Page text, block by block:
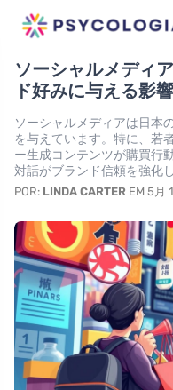
ソーシャルメディ
ド好みに与える影響
ソーシャルメディアは日本
を与えています。特に、若
ー生成コンテンツが購買行
対話がブランド信頼を強化
POR: LINDA CARTER EM 5月